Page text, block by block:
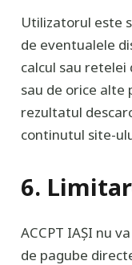
Utilizatorul este
de eventualele
calcul sau retelei
sau de orice alte
rezultatul
continutul site-
6.
ACCPT IAȘI nu
de pagube